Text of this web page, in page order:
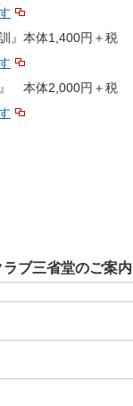
』本体1,400円＋税
』 本体2,000円＋税
ラブ三省堂のご案内